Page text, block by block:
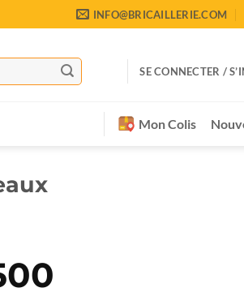
INFO@BRICAILLERIE.COM
SE CONNECTER /
Mon Colis